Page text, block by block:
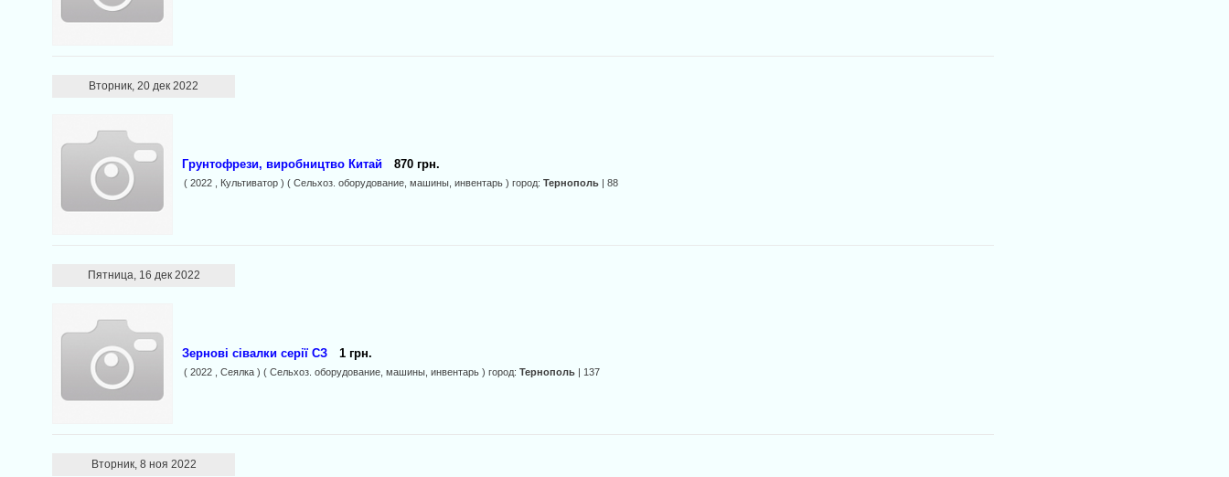
Вторник, 20 дек 2022
Грунтофрези, виробництво Китай 870 грн.
( 2022 , Культиватор ) ( Сельхоз. оборудование, машины, инвентарь ) город:Тернополь | 88
Пятница, 16 дек 2022
Зернові сівалки серії СЗ 1 грн.
( 2022 , Сеялка ) ( Сельхоз. оборудование, машины, инвентарь ) город:Тернополь | 137
Вторник, 8 ноя 2022